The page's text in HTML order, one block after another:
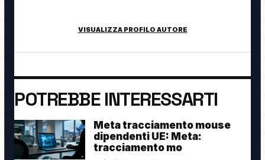
VISUALIZZA PROFILO AUTORE
POTREBBE INTERESSARTI
Meta tracciamento mouse
dipendenti UE: Meta:
tracciamento mo